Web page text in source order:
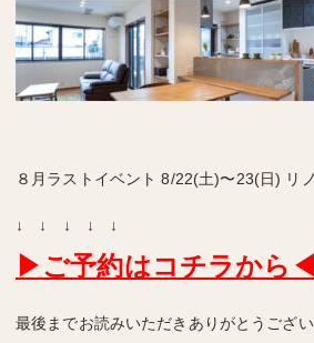
８月ラストイベント 8/22(土)〜23(日) リ
↓ ↓ ↓ ↓ ↓
▶ご予約はコチラから ◀
最後までお読みいただきありがとうござい